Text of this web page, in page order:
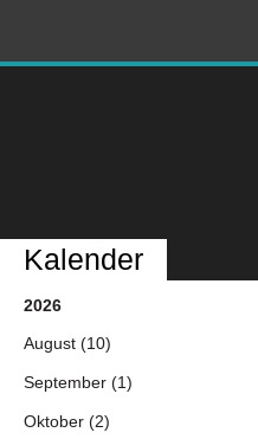
Kalender
2026
August (10)
September (1)
Oktober (2)